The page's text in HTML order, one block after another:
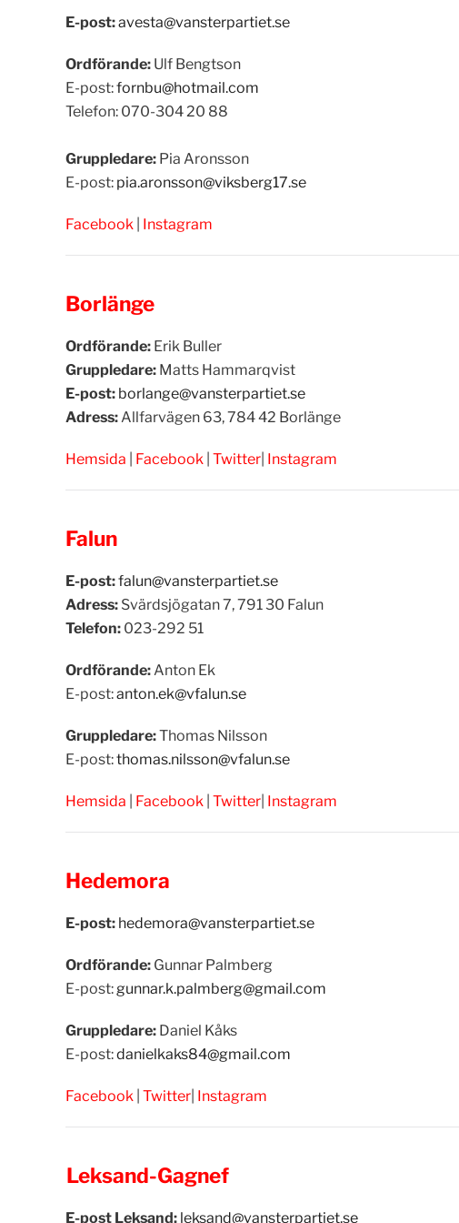
E-post:avesta@vansterpartiet.se
Ordförande: Ulf Bengtson
E-post:fornbu@hotmail.com
Telefon: 070-304 20 88
Gruppledare: Pia Aronsson
E-post: pia.aronsson@viksberg17.se
Facebook Instagram
Borlänge
Ordförande: Erik Buller
Gruppledare: Matts Hammarqvist
E-post: borlange@vansterpartiet.se
Adress:Allfarvägen 63, 784 42 Borlänge
Hemsida Facebook Twitter Instagram
Falun
E-post:falun@vansterpartiet.se
Adress: Svärdsjögatan 7, 791 30 Falun
Telefon: 023-292 51
Ordförande:Anton Ek
E-post:anton.ek@vfalun.se
Gruppledare:Thomas Nilsson
E-post:thomas.nilsson@vfalun.se
Hemsida Facebook Twitter Instagram
Hedemora
E-post: hedemora@vansterpartiet.se
Ordförande: Gunnar Palmberg
E-post:gunnar.k.palmberg@gmail.com
Gruppledare: Daniel Kåks
E-post:danielkaks84@gmail.com
Facebook Twitter Instagram
Leksand-Gagnef
E-post Leksand: leksand@vansterpartiet.se